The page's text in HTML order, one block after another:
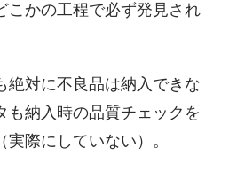
こかの工程で必ず発見され
絶対に不良品は納入できな
も納入時の品質チェックを
際にしていない）。